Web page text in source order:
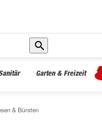
Garten & Freizeit
& Bürsten